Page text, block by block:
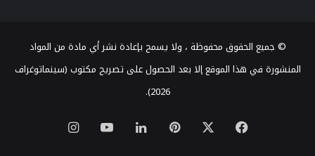
© جميع الحقوق محفوظة ، ولا يسمح بإعادة نشر أي مادة من المواد
المنشورة في هذا الموقع إلا بعد الحصول على تصريح مكتوب (سينماتوغراف
2026).
فيسبوك بينتيريستلينكدإنيوتيوبانستقرام